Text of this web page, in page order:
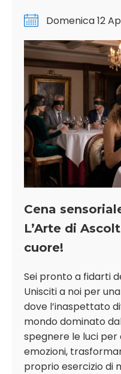
Domenica 12
Cena
L’Arte di
cuore!
Sei pronto a fidarti
Unisciti a noi per
dove l’inaspettato
mondo dominato
spegnere le luci
emozioni,
proprio esercizio di